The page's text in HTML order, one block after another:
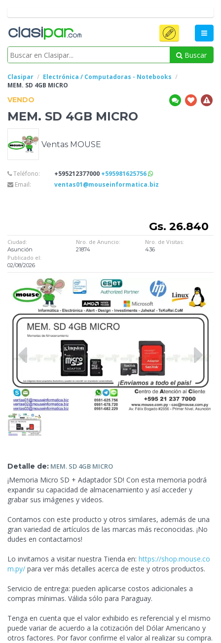
Buscar
Clasipar
Electrónica / Computadoras - Notebooks
MEM. SD 4GB MICRO
VENDO
MEM. SD 4GB MICRO
Ventas MOUSE
Teléfono: +595212377000 +595981625756
Email:
ventas01@mouseinformatica.biz
Gs. 26.840
Ciudad:
Asunción
Nro. de Anuncio:
21874
Nro. de Visitas:
436
Publicado el:
02/08/2026
Detalle de: MEM. SD 4GB MICRO
¡Memoria Micro SD + Adaptador SD! Con esta memoria podrá
expandir su capacidad de almacenamiento y así acceder y
grabar sus imágenes y videos.
Contamos con este producto y otros similares, además de una
gran variedad de artículos de las marcas más reconocidas. ¡No
dudes en contactarnos!
Lo invitamos a visitar nuestra Tienda en: https://shop.mouse.co
m.py/ para ver más detalles acerca de este y otros productos.
Servicio de entrega: pueden aplicarse costos adicionales a
compras mínimas. Válida sólo para Paraguay.
Tenga en cuenta que el valor exhibido es referencial y el mismo
puede variar de acuerdo a la cotización del Dólar Americano y
otros factores. Por favor confirme el valor al realizar su compra.